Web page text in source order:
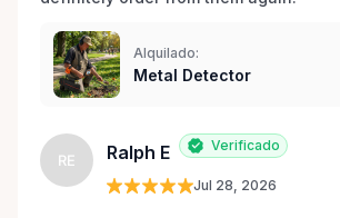
Alquilado:
Metal Detector
RE Ralph E Verificado
Jul 28, 2026